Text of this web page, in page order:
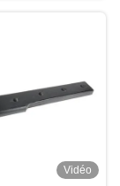
Vidéo